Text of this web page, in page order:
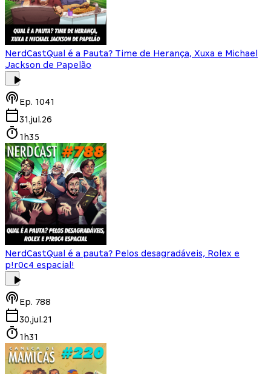
NerdCastQual é a Pauta? Time de Herança, Xuxa e Michael
Jackson de Papelão
Ep. 1041
31.jul.26
1h35
NerdCastQual é a pauta? Pelos desagradáveis, Rolex e
p!r0c4 espacial!
Ep. 788
30.jul.21
1h31